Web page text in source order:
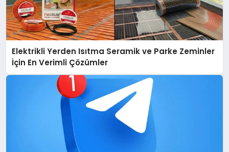
Elektrikli Yerden Isıtma Seramik ve Parke Zeminler
İçin En Verimli Çözümler